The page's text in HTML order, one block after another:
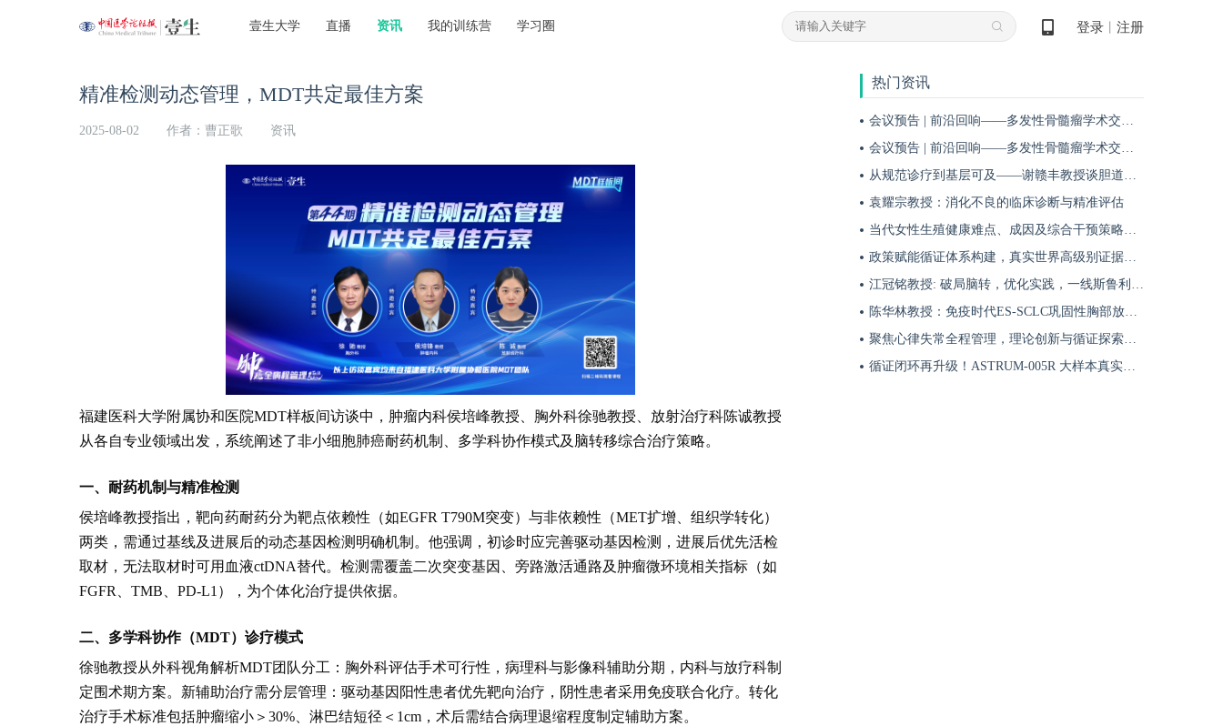
壹生大学 直播 资讯 我的训练营 学习圈 登录 注册
精准检测动态管理，MDT共定最佳方案
2025-08-02 作者：曹正歌 资讯
福建医科大学附属协和医院MDT样板间访谈中，肿瘤内科侯培峰教授、胸外科徐驰教授、放射治疗科陈诚教授
从各自专业领域出发，系统阐述了非小细胞肺癌耐药机制、多学科协作模式及脑转移综合治疗策略。
一、耐药机制与精准检测
侯培峰教授指出，靶向药耐药分为靶点依赖性（如EGFR T790M突变）与非依赖性（MET扩增、组织学转化）
两类，需通过基线及进展后的动态基因检测明确机制。他强调，初诊时应完善驱动基因检测，进展后优先活检
取材，无法取材时可用血液ctDNA替代。检测需覆盖二次突变基因、旁路激活通路及肿瘤微环境相关指标（如
FGFR、TMB、PD-L1），为个体化治疗提供依据。
二、多学科协作（MDT）诊疗模式
徐驰教授从外科视角解析MDT团队分工：胸外科评估手术可行性，病理科与影像科辅助分期，内科与放疗科制
定围术期方案。新辅助治疗需分层管理：驱动基因阳性患者优先靶向治疗，阴性患者采用免疫联合化疗。转化
治疗手术标准包括肿瘤缩小＞30%、淋巴结短径＜1cm，术后需结合病理退缩程度制定辅助方案。
热门资讯
会议预告 | 前沿回响——多发性骨髓瘤学术交流会第十九期即将启幕！
会议预告 | 前沿回响——多发性骨髓瘤学术交流会第十八期即将启幕！
从规范诊疗到基层可及——谢赣丰教授谈胆道肿瘤防治的本土化实践之路
袁耀宗教授：消化不良的临床诊断与精准评估
当代女性生殖健康难点、成因及综合干预策略——魏晗
政策赋能循证体系构建，真实世界高级别证据夯实斯鲁利单抗一线治疗广泛期小细胞肺癌临床地位
江冠铭教授: 破局脑转，优化实践，一线斯鲁利单抗联合化疗为小细胞肺癌脑转移患者带来颅内与全身双重获益
陈华林教授：免疫时代ES-SCLC巩固性胸部放疗再添真实世界循证依据——cTRT可独立改善患者生存获益
聚焦心律失常全程管理，理论创新与循证探索共筑诊疗新格局
循证闭环再升级！ASTRUM-005R 大样本真实世界研究，解锁斯鲁利单抗 ES-SCLC 全程管理新方案